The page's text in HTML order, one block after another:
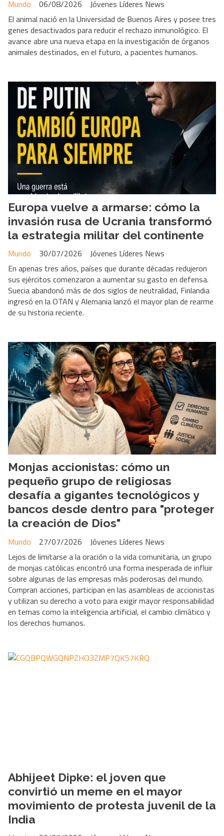
Jóvenes Líderes News
Mundo
06/08/2026
El animal nació en la Universidad de Buenos Aires y posee tres
genes desactivados para reducir el rechazo inmunológico. El
avance abre una nueva etapa en la investigación de órganos
animales destinados, en el futuro, a pacientes humanos.
Europa vuelve a armarse: cómo la
invasión rusa de Ucrania transformó
la estrategia militar del continente
Jóvenes Líderes News
Mundo
30/07/2026
En apenas tres años, países que durante décadas redujeron
sus ejércitos comenzaron a aumentar su gasto en defensa.
Suecia abandonó más de dos siglos de neutralidad, Finlandia
ingresó en la OTAN y Alemania lanzó el mayor plan de rearme
de su historia reciente.
Monjas accionistas: cómo un
pequeño grupo de religiosas
desafía a gigantes tecnológicos y
bancos desde dentro para "proteger
la creación de Dios"
Jóvenes Líderes News
Mundo
27/07/2026
Lejos de limitarse a la oración o la vida comunitaria, un grupo
de monjas católicas encontró una forma inesperada de influir
sobre algunas de las empresas más poderosas del mundo.
Compran acciones, participan en las asambleas de accionistas
y utilizan su derecho a voto para exigir mayor responsabilidad
en temas como la inteligencia artificial, el cambio climático y
los derechos humanos.
Abhijeet Dipke: el joven que
convirtió un meme en el mayor
movimiento de protesta juvenil de la
India